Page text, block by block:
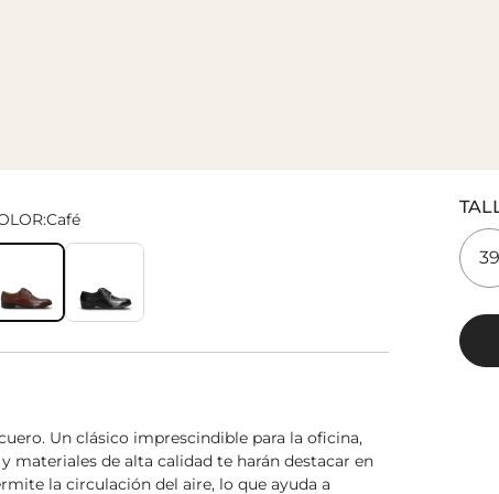
Café
Un clásico imprescindible para la oficina,
materiales de alta calidad te harán destacar en
la circulación del aire, lo que ayuda a
39